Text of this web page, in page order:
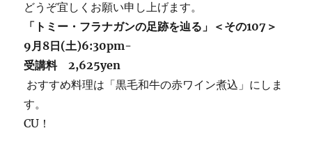
どうぞ宜しくお願い申し上げます。
「トミー・フラナガンの足跡を辿る」＜その107＞
9月8日(土)6:30pm-
受講料 2,625yen
おすすめ料理は「黒毛和牛の赤ワイン煮込」にしま
す。
CU！